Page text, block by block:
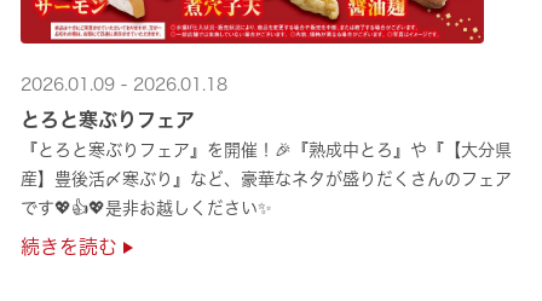
2026.01.09 - 2026.01.18
とろと寒ぶりフェア
『とろと寒ぶりフェア』を開催！🎉『熟成中とろ』や『【大分県
産】豊後活〆寒ぶり』など、豪華なネタが盛りだくさんのフェア
です💖👍💖是非お越しください✨
続きを読む